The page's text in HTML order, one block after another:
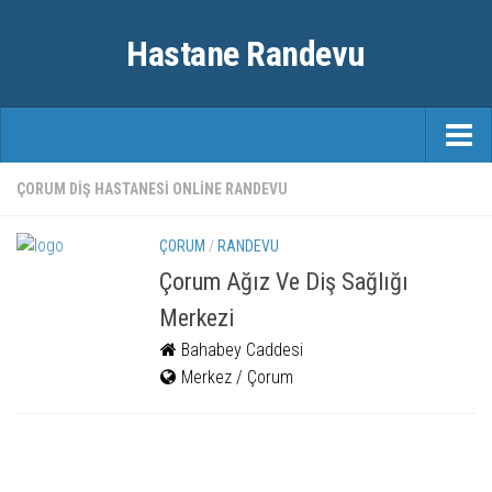
Hastane Randevu
ANASAYFA
RANDEVU
ÇORUM DIŞ HASTANESI ONLINE RANDEVU
ÇORUM / RANDEVU
Çorum Ağız Ve Diş Sağlığı
Merkezi
Bahabey Caddesi
Merkez / Çorum